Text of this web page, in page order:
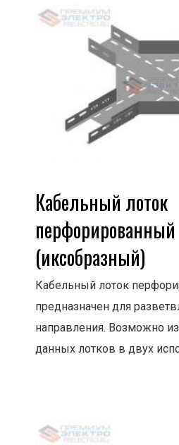
Кабельный лоток
(иксобразный)
Кабельный лоток
предназначен для
направления. Возможно
данных лотков в двух